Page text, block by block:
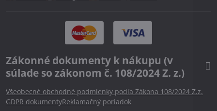
Zákonné dokumenty k nákupu (v
súlade so zákonom č. 108/2024 Z. z.)
Všeobecné obchodné podmienky podľa Zákona 108/2024 Z.z.
GDPR dokumentyReklamačný poriadok